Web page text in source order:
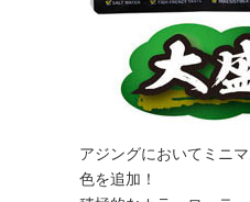
アジングにおいてミニ
色を追加！